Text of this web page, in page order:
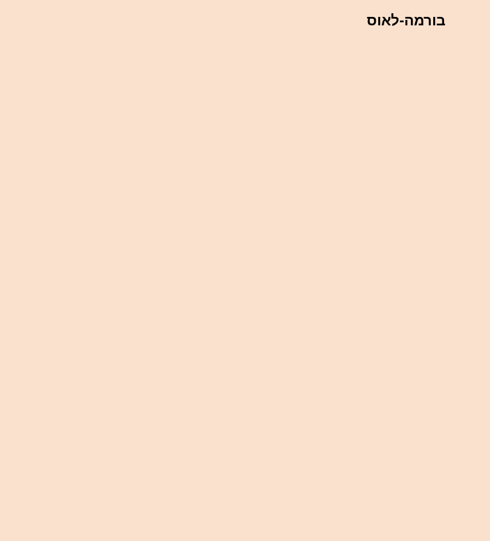
בורמה-לאוס